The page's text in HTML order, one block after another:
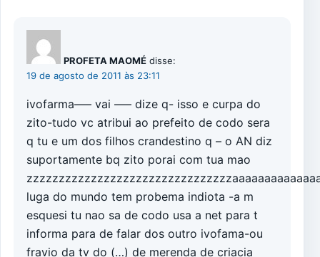
PROFETA MAOMÉ disse:
19 de agosto de 2011 às 23:11
ivofarma—– vai —– dize q- isso e curpa do
zito-tudo vc atribui ao prefeito de codo sera
q tu e um dos filhos crandestino q – o AN diz
suportamente bq zito porai com tua mao
luga do mundo tem probema indiota -a m
esquesi tu nao sa de codo usa a net para t
informa para de falar dos outro ivofama-ou
fravio da tv do (…) de merenda de criacia